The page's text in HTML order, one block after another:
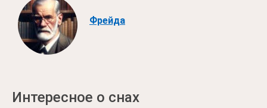
Фрейда
Интересное о снах